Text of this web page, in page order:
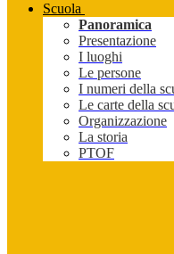
Scuola
Panoramica
Presentazione
I luoghi
Le persone
I numeri della
Le carte della
Organizzazione
La storia
PTOF